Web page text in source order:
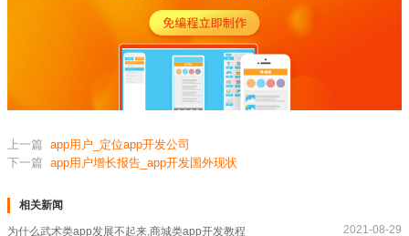
上一篇 app用户_定位app开发公司
下一篇 app用户增长报告_app开发国外现状
相关新闻
为什么武术类app发展不起来,商城类app开发教程 2021-08-29